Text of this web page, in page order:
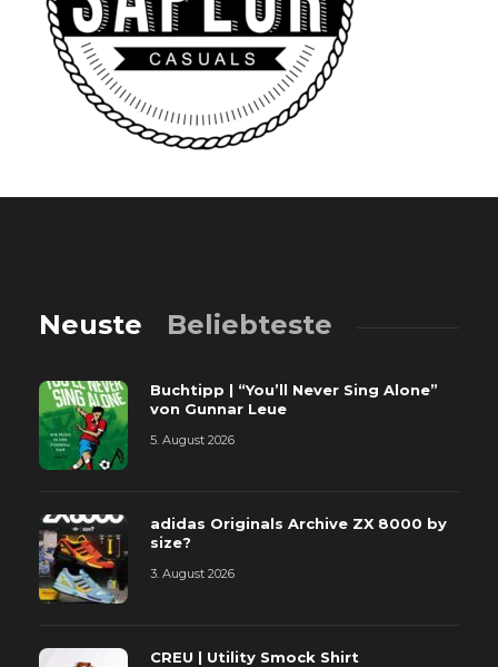
Neuste Beliebteste
Buchtipp | “You’ll Never Sing Alone”
von Gunnar Leue
5. August 2026
adidas Originals Archive ZX 8000 by
size?
3. August 2026
CREU | Utility Smock Shirt